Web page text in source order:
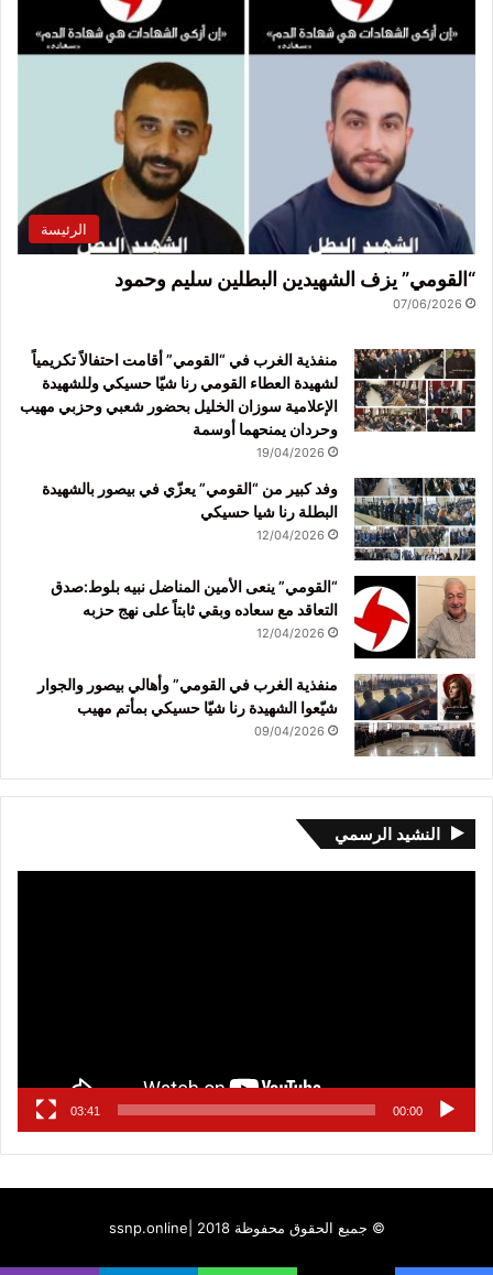
الرئيسة
“القومي” يزف الشهيدين البطلين سليم وحمود
07/06/2026
منفذية الغرب في “القومي” أقامت احتفالاً تكريمياً
لشهيدة العطاء القومي رنا شيّا حسيكي وللشهيدة
الإعلامية سوزان الخليل بحضور شعبي وحزبي مهيب
وحردان يمنحهما أوسمة
19/04/2026
وفد كبير من “القومي” يعزّي في بيصور بالشهيدة
البطلة رنا شيا حسيكي
12/04/2026
“القومي” ينعى الأمين المناضل نبيه بلوط:صدق
التعاقد مع سعاده وبقي ثابتاً على نهج حزبه
12/04/2026
منفذية الغرب في القومي” وأهالي بيصور والجوار
شيّعوا الشهيدة رنا شيّا حسيكي بمأتم مهيب
09/04/2026
النشيد الرسمي
00:00
03:41
© جميع الحقوق محفوظة 2018 | ssnp.online